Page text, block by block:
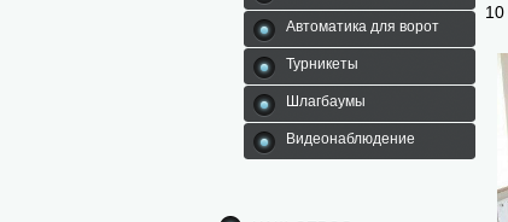
Автоматика для ворот
Турникеты
Шлагбаумы
Видеонаблюдение